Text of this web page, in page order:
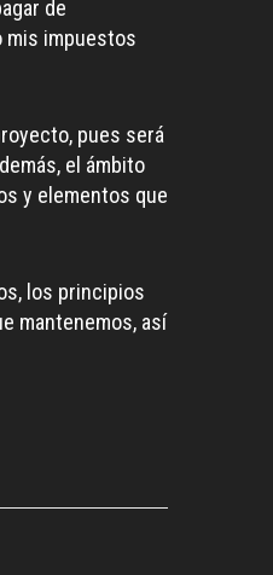
de
mis impuestos
pues será
el ámbito
y elementos que
los principios
mantenemos, así